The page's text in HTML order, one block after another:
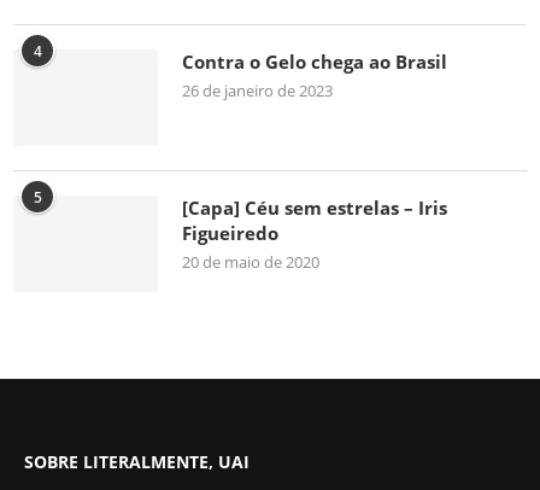
4 Contra o Gelo chega ao Brasil
26 de janeiro de 2023
5
[Capa] Céu sem estrelas – Iris
Figueiredo
20 de maio de 2020
SOBRE LITERALMENTE, UAI